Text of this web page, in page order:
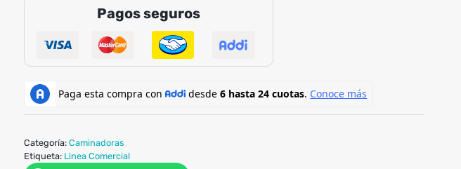
cantidad
Pagos seguros
Categoría: Caminadoras
Etiqueta: Linea Comercial